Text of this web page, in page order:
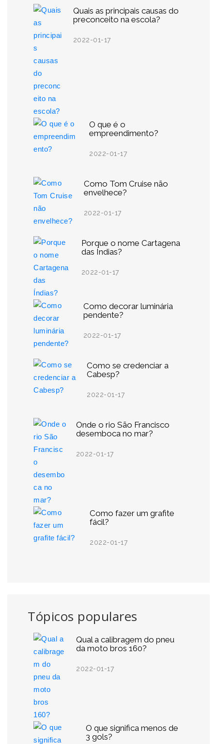
Quais as principais causas do
preconceito na escola?
2022-01-17
O que é o
empreendimento?
2022-01-17
Como Tom Cruise não
envelhece?
2022-01-17
Porque o nome Cartagena
das Índias?
2022-01-17
Como decorar luminária
pendente?
2022-01-17
Como se credenciar a
Cabesp?
2022-01-17
Onde o rio São Francisco
desemboca no mar?
2022-01-17
Como fazer um grafite
fácil?
2022-01-17
Tópicos populares
Qual a calibragem do pneu
da moto bros 160?
2022-01-17
O que significa menos de
3 gols?